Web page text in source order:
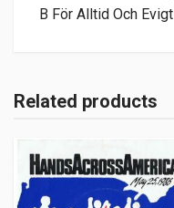
B För Alltid Och
Related products